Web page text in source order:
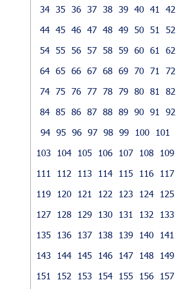
34 35 36 37 38 39 40 41 42
44 45 46 47 48 49 50 51 52
54 55 56 57 58 59 60 61 62
64 65 66 67 68 69 70 71 72
74 75 76 77 78 79 80 81 82
84 85 86 87 88 89 90 91 92
94 95 96 97 98 99 100 101
103
104 105 106 107 108 109
111
112 113 114 115 116 117
119
120 121 122 123 124 125
127
128 129 130 131 132 133
135
136 137 138 139 140 141
143
144 145 146 147 148 149
151
152 153 154 155 156 157